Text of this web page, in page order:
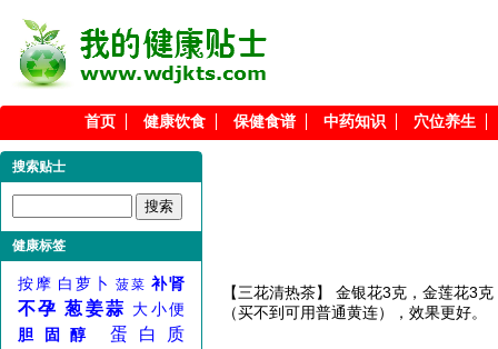
首页 健康饮食 保健食谱 中药知识 穴位养生
搜索贴士
健康标签
按摩 白萝卜 菠菜 补肾
不孕 葱姜蒜 大小便
胆固醇
蛋白质
【三花清热茶】 金银花3克，金莲花3
（买不到可用普通黄连），效果更好。